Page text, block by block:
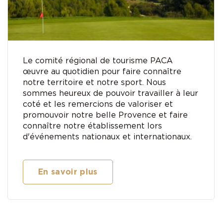
Le comité régional de tourisme PACA
œuvre au quotidien pour faire connaître
notre territoire et notre sport. Nous
sommes heureux de pouvoir travailler à leur
coté et les remercions de valoriser et
promouvoir notre belle Provence et faire
connaître notre établissement lors
d'événements nationaux et internationaux.
En savoir plus